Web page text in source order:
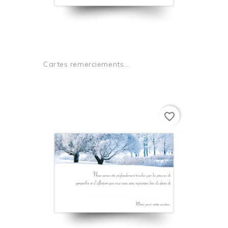
Cartes remerciements...
favorite_border